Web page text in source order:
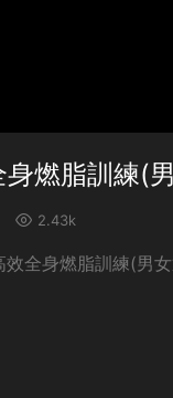
燃脂訓練(
2.43k
全身燃脂訓練(男